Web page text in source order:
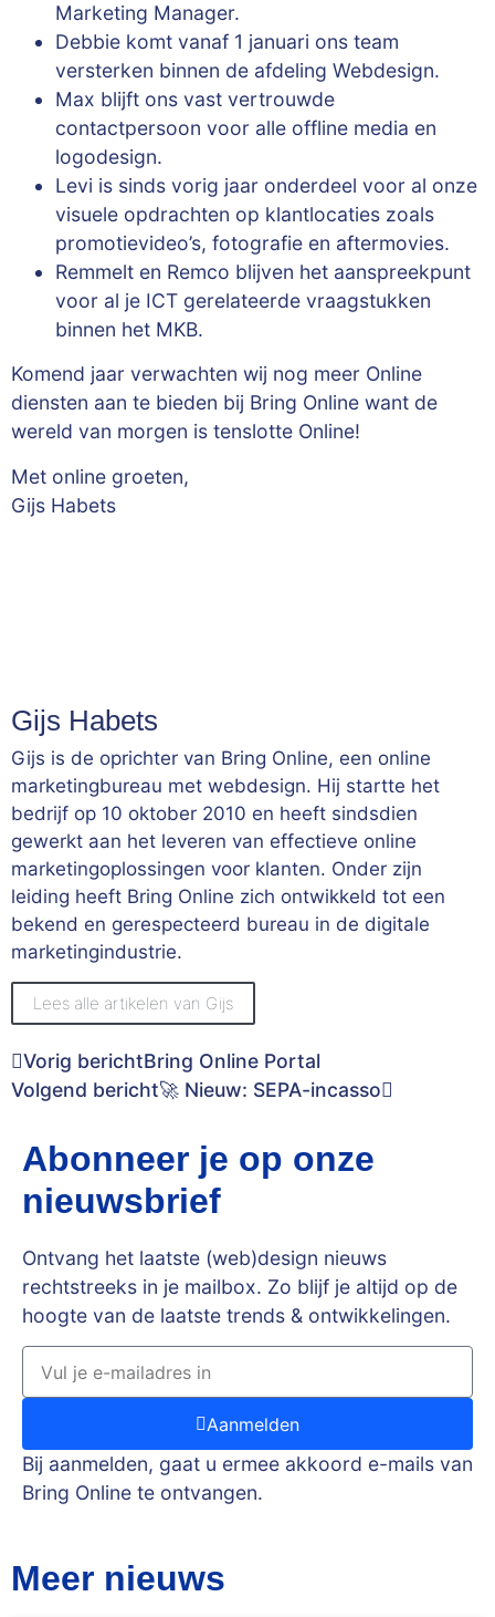
Marketing Manager.
Debbie komt vanaf 1 januari ons team
versterken binnen de afdeling Webdesign.
Max blijft ons vast vertrouwde
contactpersoon voor alle offline media en
logodesign.
Levi is sinds vorig jaar onderdeel voor al onze
visuele opdrachten op klantlocaties zoals
promotievideo’s, fotografie en aftermovies.
Remmelt en Remco blijven het aanspreekpunt
voor al je ICT gerelateerde vraagstukken
binnen het MKB.
Komend jaar verwachten wij nog meer Online
diensten aan te bieden bij Bring Online want de
wereld van morgen is tenslotte Online!
Met online groeten,
Gijs Habets
Gijs Habets
Gijs is de oprichter van Bring Online, een online
marketingbureau met webdesign. Hij startte het
bedrijf op 10 oktober 2010 en heeft sindsdien
gewerkt aan het leveren van effectieve online
marketingoplossingen voor klanten. Onder zijn
leiding heeft Bring Online zich ontwikkeld tot een
bekend en gerespecteerd bureau in de digitale
marketingindustrie.
Lees alle artikelen van Gijs
Vorig berichtBring Online Portal
Volgend bericht🚀 Nieuw: SEPA-incasso
Abonneer je op onze
nieuwsbrief
Ontvang het laatste (web)design nieuws
rechtstreeks in je mailbox. Zo blijf je altijd op de
hoogte van de laatste trends & ontwikkelingen.
Aanmelden
Bij aanmelden, gaat u ermee akkoord e-mails van
Bring Online te ontvangen.
Meer nieuws